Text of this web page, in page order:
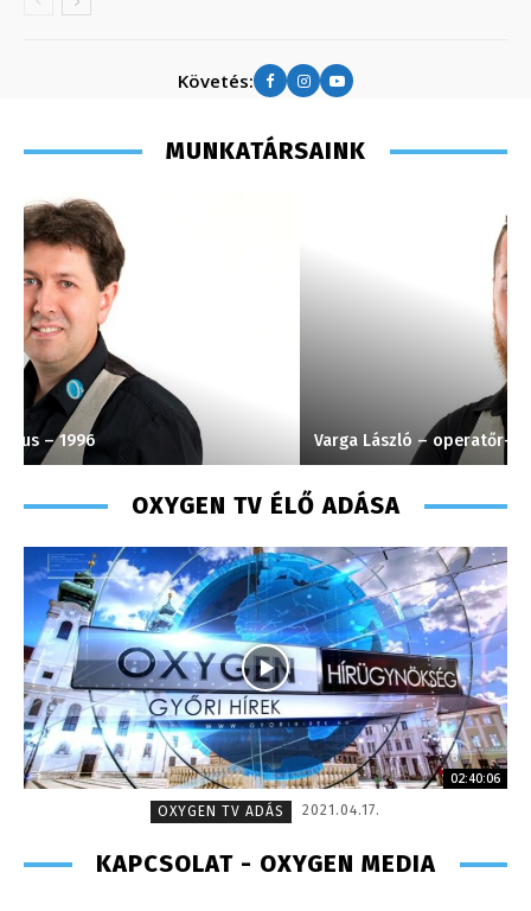
Követés:
MUNKATÁRSAINK
Varga László – operatőr-vágó – 2020
OXYGEN TV ÉLŐ ADÁSA
02:40:06
OXYGEN TV ADÁS
2021.04.17.
KAPCSOLAT - OXYGEN MEDIA